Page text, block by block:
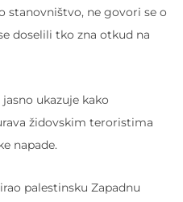
ne govori se o
doselili tko zna otkud na
ukazuje kako
židovskim teroristima
napade.
palestinsku Zapadnu